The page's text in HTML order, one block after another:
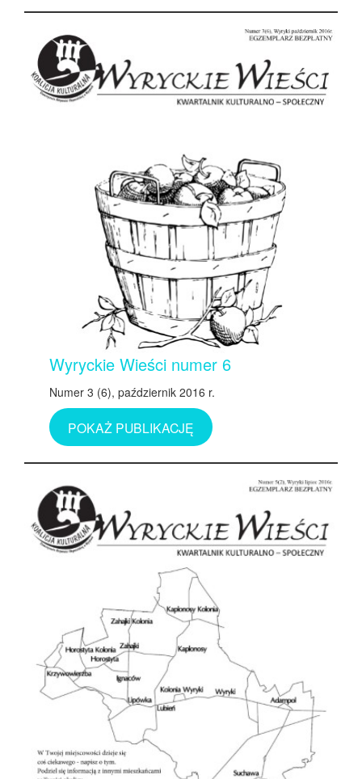
Wyryckie Wieści numer 6
Numer 3 (6), październik 2016 r.
POKAŻ PUBLIKACJĘ